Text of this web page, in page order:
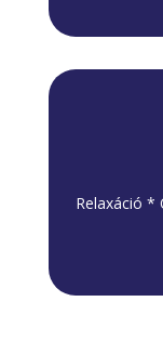
Relaxáció *